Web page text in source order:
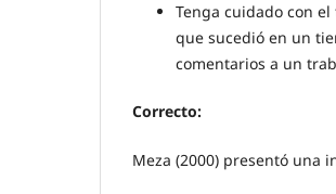
Tenga cuidado con
que sucedió en un
comentarios a un
Correcto:
Meza (2000) presentó una